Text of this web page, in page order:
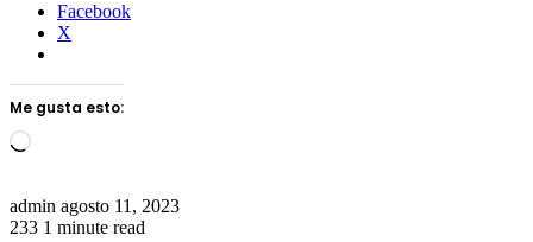
Facebook
X
Me gusta esto:
Loading…
admin Send
an
agosto 11, 2023
233 1 minute read